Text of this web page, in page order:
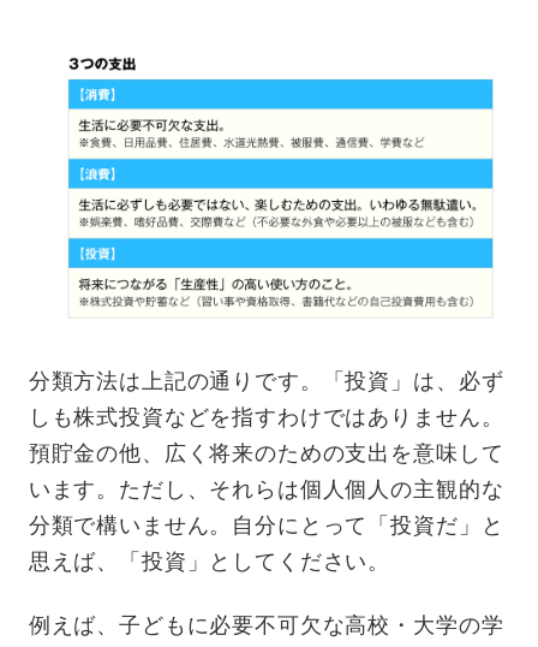
分類方法は上記の通りです。「投資」は、必ず
しも株式投資などを指すわけではありません。
預貯金の他、広く将来のための支出を意味して
います。ただし、それらは個人個人の主観的な
分類で構いません。自分にとって「投資だ」と
思えば、「投資」としてください。
例えば、子どもに必要不可欠な高校・大学の学